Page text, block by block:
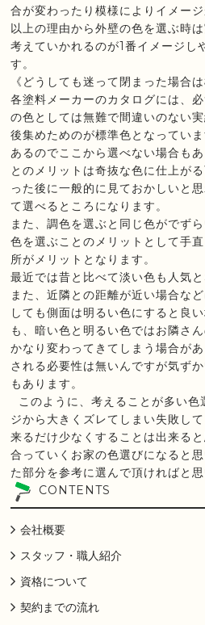
合が変わったり模様によりイメー
以上の理由から外壁の色を選ぶ時
考えていかれるのが1番イメージし
す。
《どうしても迷って閉まった場合は
各塗料メーカーのカタログには、
の色としては無難で間違いのない
後集めためのが標準色となってい
あるのでここから選べない場合も
とのメリットは奇抜な色に仕上が
った後に一般的に見ておかしいと
て選べるところになります。
また、調色を選ぶと同じ色がでず
色を選ぶことのメリットとして手
所がメリットとなります。
最近では昔と比べて淡い色も人気と
また、近隣との距離が近い場合な
しても側面は明るい色にすると良
も、暗い色と明るい色ではお隣さ
かなり変わってきてしまう場合が
される必要性は無いんですが気ず
もあります。
このように、考えることが多い色
ジから大きくズレてしまい失敗し
来るだけ少なくすることは出来る
合っていくお家の色選びになると
た部分を参考に選んで頂ければと思
CONTENTS
会社概要
スタッフ・職人紹介
資格について
契約までの流れ